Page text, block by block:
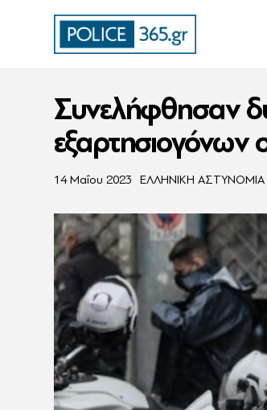
Συνελήφθησαν
εξαρτησιογόνων
14 Μαΐου 2023 ΕΛΛΗΝΙΚΗ ΑΣΤΥΝΟΜΙΑ